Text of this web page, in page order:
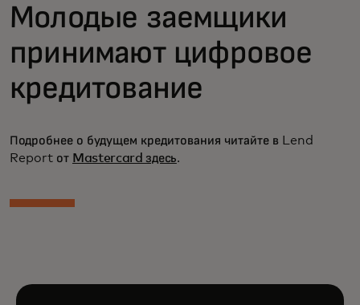
Молодые заемщики
принимают цифровое
кредитование
Подробнее о будущем кредитования читайте в Lend
Report от Mastercard здесь.